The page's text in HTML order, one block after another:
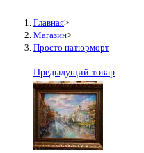
Главная>
Магазин>
Просто натюрморт
Предыдущий товар